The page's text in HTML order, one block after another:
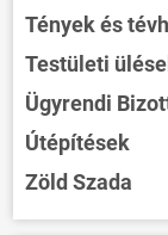
Tények és
Testületi
Ügyrendi
Útépítések
Zöld Szada